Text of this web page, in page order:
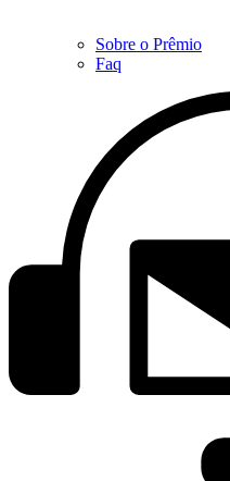
Sobre o Prêmio
Faq